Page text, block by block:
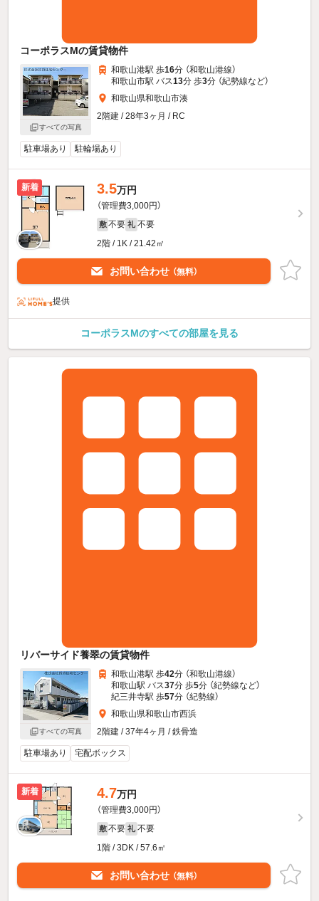
コーポラスMの賃貸物件
すべての写真
和歌山港駅 歩16分 （和歌山港線）
和歌山市駅 バス13分 歩3分 （紀勢線など）
和歌山県和歌山市湊
2階建 / 28年3ヶ月 / RC
駐車場あり 駐輪場あり
新着 3.5万円
（管理費3,000円）
敷 不要 礼 不要
2階 / 1K / 21.42㎡
お問い合わせ （無料）
提供
コーポラスMのすべての部屋を見る
リバーサイド養翠の賃貸物件
すべての写真
和歌山港駅 歩42分 （和歌山港線）
和歌山駅 バス37分 歩5分 （紀勢線など）
紀三井寺駅 歩57分 （紀勢線）
和歌山県和歌山市西浜
2階建 / 37年4ヶ月 / 鉄骨造
駐車場あり 宅配ボックス
新着 4.7万円
（管理費3,000円）
敷 不要 礼 不要
1階 / 3DK / 57.6㎡
お問い合わせ （無料）